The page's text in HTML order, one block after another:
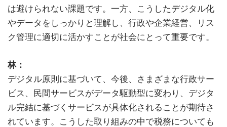
は避けられない課題です。一方、こうしたデジタル化
やデータをしっかりと理解し、行政や企業経営、リス
ク管理に適切に活かすことが社会にとって重要です。
林：
デジタル原則に基づいて、今後、さまざまな行政サー
ビス、民間サービスがデータ駆動型に変わり、デジタ
ル完結に基づくサービスが具体化されることが期待さ
れています。こうした取り組みの中で税務についても